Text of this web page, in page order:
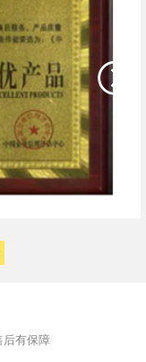
后有保障